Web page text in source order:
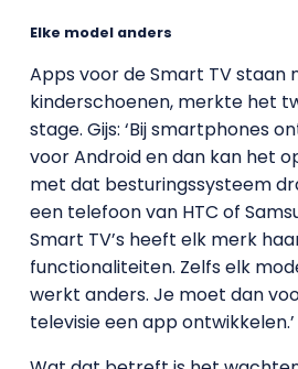
Elke model anders
Apps voor de Smart TV staan
kinderschoenen, merkte het
stage. Gijs: ‘Bij smartphones
voor Android en dan kan het
met dat besturingssysteem
een telefoon van HTC of
Smart TV’s heeft elk merk
functionaliteiten. Zelfs elk
werkt anders. Je moet dan
televisie een app ontwikkelen.’